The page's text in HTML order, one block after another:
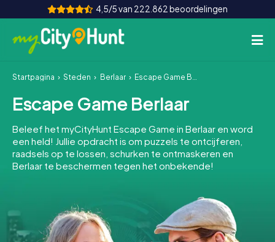
4,5/5 van 222.862 beoordelingen
Hoe het werkt
Steden
Tours
Teamevenement
INT AT CH
DE
Startpagina Steden Berlaar Escape Game Berlaar
Escape Game Berlaar
Beleef het myCityHunt Escape Game in Berlaar en word
een held! Jullie opdracht is om puzzels te ontcijferen,
raadsels op te lossen, schurken te ontmaskeren en
Berlaar te beschermen tegen het onbekende!